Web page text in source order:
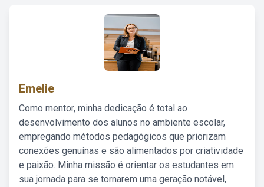
Emelie
Como mentor, minha dedicação é total ao
desenvolvimento dos alunos no ambiente escolar,
empregando métodos pedagógicos que priorizam
conexões genuínas e são alimentados por criatividade
e paixão. Minha missão é orientar os estudantes em
sua jornada para se tornarem uma geração notável,